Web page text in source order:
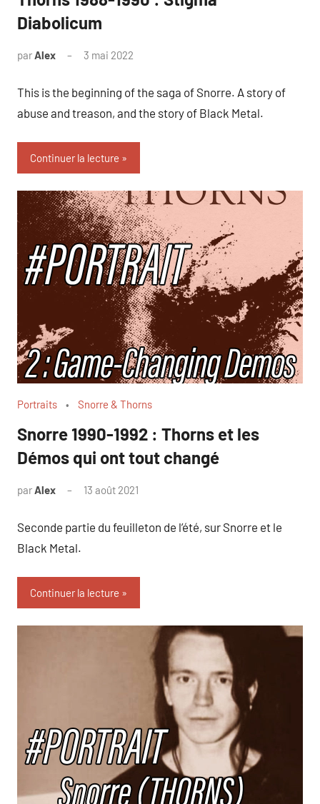
Diabolicum
parAlex 3 mai 2022
This is the beginning of the saga of Snorre. A story of
abuse and treason, and the story of Black Metal.
Continuer la lecture
Portraits Snorre & Thorns
Snorre 1990-1992 : Thorns et les
Démos qui ont tout changé
parAlex 13 août 2021
Seconde partie du feuilleton de l’été, sur Snorre et le
Black Metal.
Continuer la lecture